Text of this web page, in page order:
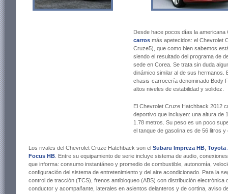
Desde hace pocos días la americana
carros más apetecidos: el Chevrolet
Cruze5), que como bien sabemos
siendo el resultado del programa de
sede en Corea. Se trata sin duda
dinámico similar al de sus hermanos.
chasis-carrocería denominado Body
altos niveles de estabilidad y solidez.
El Chevrolet Cruze Hatchback 2012
deportivo que incluyen: una altura de
1.78 metros. Su peso es un poco
el tanque de gasolina es de 56 litros
Los rivales del Chevrolet Cruze Hatchback son el Subaru Impreza HB Toyota
Focus HB . Entre su equipamiento de serie incluye sistema de audio,
que informa: consumo instantáneo y promedio de combustible, autonomía,
configuración del sistema de entretenimiento y del aire acondicionado. Para la
control de tracción (TCS), frenos antibloqueo (ABS) con distribución electrónica
conductor y acompañante, laterales en asientos delanteros y de cortina, aviso